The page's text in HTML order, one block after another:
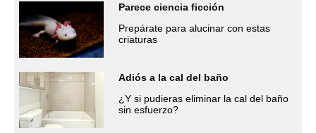
Parece ciencia ficción
Prepárate para alucinar con estas
criaturas
Adiós a la cal del baño
¿Y si pudieras eliminar la cal del baño
sin esfuerzo?